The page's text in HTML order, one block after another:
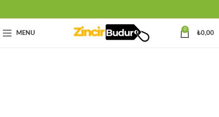
MENU
0
₺0,00